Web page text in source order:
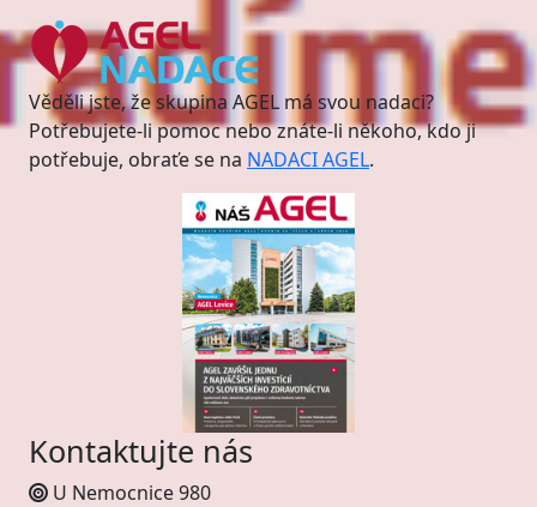
Věděli jste, že skupina AGEL má svou nadaci?
Potřebujete-li pomoc nebo znáte-li někoho, kdo ji
potřebuje, obraťe se na NADACI AGEL.
Kontaktujte nás
U Nemocnice 980